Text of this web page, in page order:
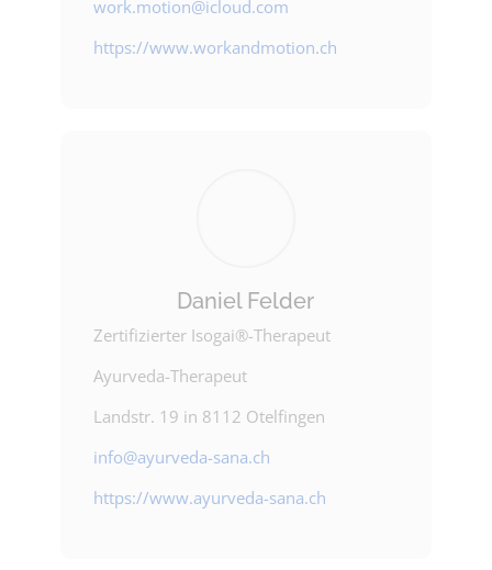
work.motion@icloud.com
https://www.workandmotion.ch
Daniel Felder
Zertifizierter Isogai®-Therapeut
Ayurveda-Therapeut
Landstr. 19 in 8112 Otelfingen
info@ayurveda-sana.ch
https://www.ayurveda-sana.ch